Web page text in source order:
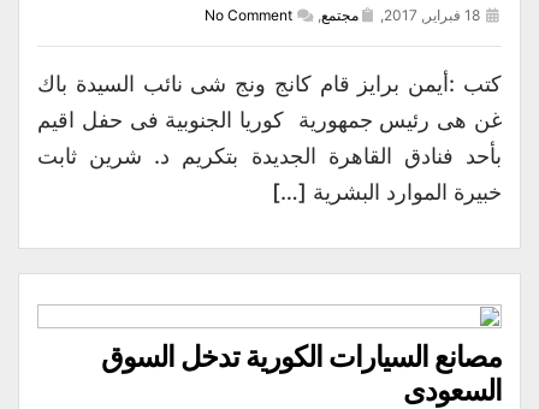
مجتمع No Comment
كتب :أيمن برايز قام كانج ونج شى نائب السيدة باك
غن هى رئيس جمهورية كوريا الجنوبية فى حفل اقيم
بأحد فنادق القاهرة الجديدة بتكريم د. شرين ثابت
خبيرة الموارد البشرية […]
مصانع السيارات الكورية تدخل السوق
السعودى